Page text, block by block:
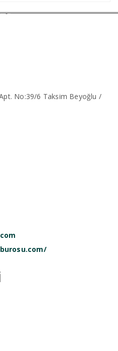
Verilerin Korunması
No:39/6 Taksim Beyoğlu /